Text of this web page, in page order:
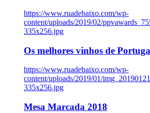
https://www.ruadebaixo.com/wp-
content/uploads/2019/02/
335x256.jpg
Os melhores vinhos de
https://www.ruadebaixo.com/wp-
content/uploads/2019/01/
335x256.jpg
Mesa Marcada 2018